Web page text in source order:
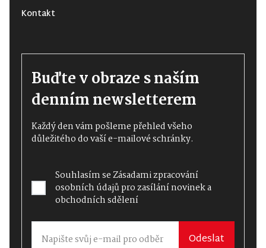
Kontakt
Buďte v obraze s naším
denním newsletterem
Každý den vám pošleme přehled všeho
důležitého do vaší e-mailové schránky.
Souhlasím seZásadami zpracování
osobních údajůpro zasílání novinek a
obchodních sdělení
Odeslat